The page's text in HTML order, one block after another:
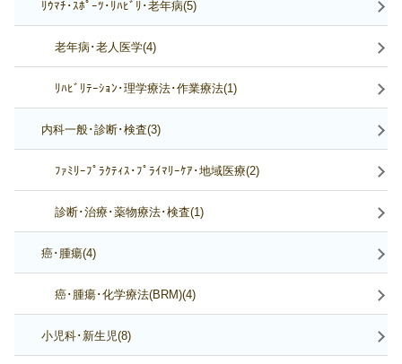
ﾘｳﾏﾁ･ｽﾎﾟｰﾂ･ﾘﾊﾋﾞﾘ･老年病(5)
老年病･老人医学(4)
ﾘﾊﾋﾞﾘﾃｰｼｮﾝ･理学療法･作業療法(1)
内科一般･診断･検査(3)
ﾌｧﾐﾘｰﾌﾟﾗｸﾃｨｽ･ﾌﾟﾗｲﾏﾘｰｹｱ･地域医療(2)
診断･治療･薬物療法･検査(1)
癌･腫瘍(4)
癌･腫瘍･化学療法(BRM)(4)
小児科･新生児(8)